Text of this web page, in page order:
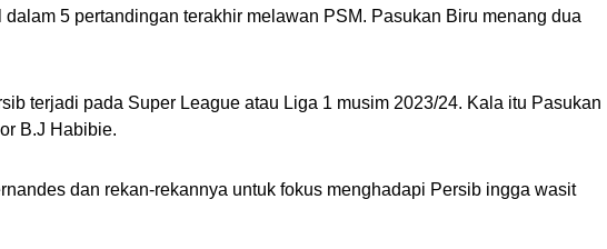
5 pertandingan terakhir melawan PSM. Pasukan Biru menang dua
terjadi pada Super League atau Liga 1 musim 2023/24. Kala itu Pasukan
B.J Habibie.
dan rekan-rekannya untuk fokus menghadapi Persib ingga wasit